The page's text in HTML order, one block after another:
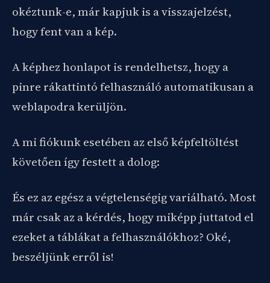
okéztunk-e, már kapjuk is a visszajelzést,
hogy fent van a kép.
A képhez honlapot is rendelhetsz, hogy a
pinre rákattintó felhasználó automatikusan a
weblapodra kerüljön.
A mi fiókunk esetében az első képfeltöltést
követően így festett a dolog:
És ez az egész a végtelenségig variálható. Most
már csak az a kérdés, hogy miképp juttatod el
ezeket a táblákat a felhasználókhoz? Oké,
beszéljünk erről is!